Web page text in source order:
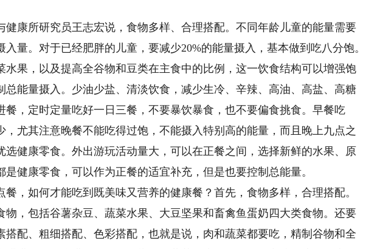
康所研究员王志宏说，食物多样、合理搭配。不同年龄儿童的能量需要
量。对于已经肥胖的儿童，要减少20%的能量摄入，基本做到吃八分饱。
水果，以及提高全谷物和豆类在主食中的比例，这一饮食结构可以增强饱
总能量摄入。少油少盐、清淡饮食，减少生冷、辛辣、高油、高盐、高糖
餐，定时定量吃好一日三餐，不要暴饮暴食，也不要偏食挑食。早餐吃
，尤其注意晚餐不能吃得过饱，不能摄入特别高的能量，而且晚上九点之
选健康零食。外出游玩活动量大，可以在正餐之间，选择新鲜的水果、原
健康零食，可以作为正餐的适宜补充，但是也要控制总能量。
如何才能吃到既美味又营养的健康餐？首先，食物多样，合理搭配。
物，包括谷薯杂豆、蔬菜水果、大豆坚果和畜禽鱼蛋奶四大类食物。还要
搭配、粗细搭配、色彩搭配，也就是说，肉和蔬菜都要吃，精制谷物和全